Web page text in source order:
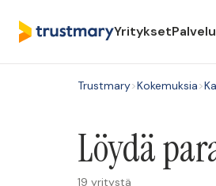
Yritykset
Trustmary>Kokemuksia>
Löydä
19 yritystä